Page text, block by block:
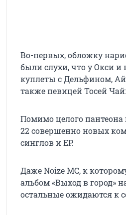
Во-первых, обложку
были слухи, что у Окси и
куплеты с Дельфином,
также певицей Тосей
Помимо целого пантеона
22 совершенно новых
синглов и ЕР.
Даже Noize MC, к
альбом «Выход в город»
остальные ожидаются к